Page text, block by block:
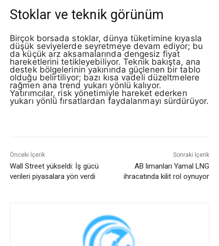
Stoklar ve teknik görünüm
Birçok borsada stoklar, dünya tüketimine kıyasla
düşük seviyelerde seyretmeye devam ediyor; bu
da küçük arz aksamalarında dengesiz fiyat
hareketlerini tetikleyebiliyor. Teknik bakışta, ana
destek bölgelerinin yakınında güçlenen bir tablo
olduğu belirtiliyor; bazı kısa vadeli düzeltmelere
rağmen ana trend yukarı yönlü kalıyor.
Yatırımcılar, risk yönetimiyle hareket ederken
yukarı yönlü fırsatlardan faydalanmayı sürdürüyor.
Önceki İçerik
Wall Street yükseldi: İş gücü
verileri piyasalara yön verdi
Sonraki İçerik
AB limanları Yamal LNG
ihracatında kilit rol oynuyor